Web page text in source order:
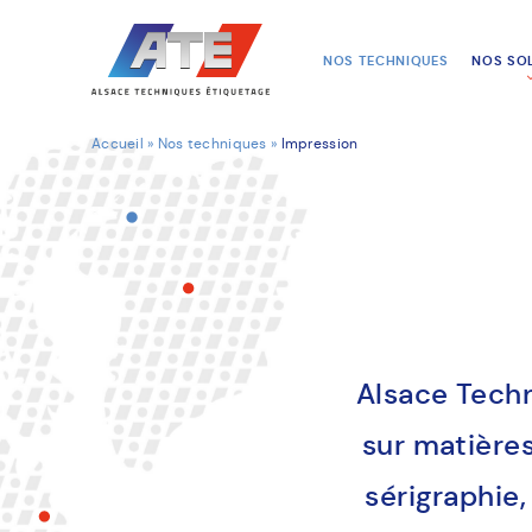
NOS TECHNIQUES NOS
Accueil » Nos techniques » Impression
Alsace
sur